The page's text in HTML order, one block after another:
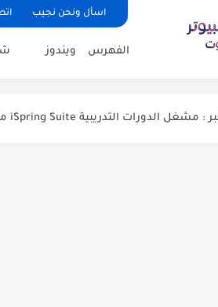
اسأل ونحن نجيب
الفهرس ويندوز
افضل البرامج لاصلاح الفلاشات والتعامل معها [9 برامج